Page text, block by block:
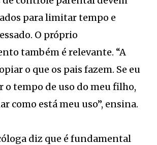
para limitar tempo e
O próprio
também é relevante. “A
o que os pais fazem. Se eu
o tempo de uso do meu filho,
como está meu uso”, ensina.
diz que é fundamental